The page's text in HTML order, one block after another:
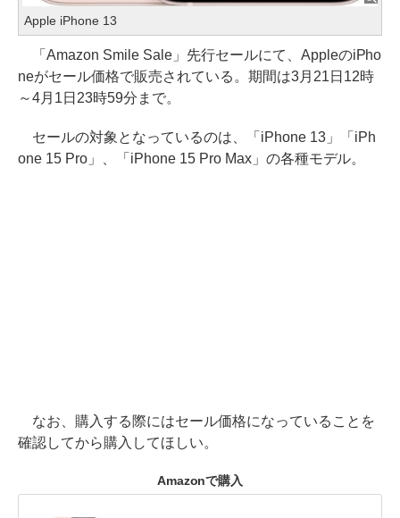
Apple iPhone 13
「Amazon Smile Sale」先行セールにて、AppleのiPho
neがセール価格で販売されている。期間は3月21日12時
～4月1日23時59分まで。
セールの対象となっているのは、「iPhone 13」「iPh
one 15 Pro」、「iPhone 15 Pro Max」の各種モデル。
なお、購入する際にはセール価格になっていることを
確認してから購入してほしい。
Amazonで購入